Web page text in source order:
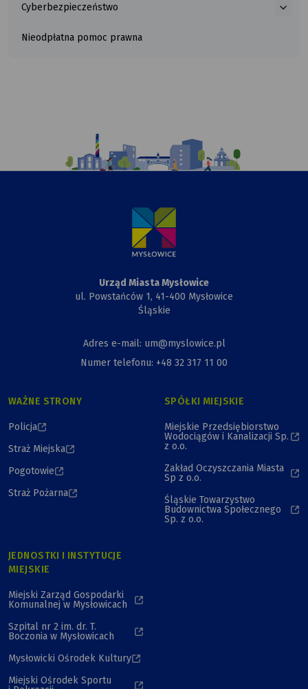
Cyberbezpieczeństwo
Nieodpłatna pomoc prawna
rysunek
Urząd Miasta Mysłowice
ul. Powstańców 1, 41-400 Mysłowice
Śląskie
Adres e-mail: um@myslowice.pl
Numer telefonu: +48 32 317 11 00
WAŻNE STRONY
Policja
Straż Miejska
Pogotowie
Straż Pożarna
SPÓŁKI MIEJSKIE
Miejskie Przedsiębiorstwo
Wodociągów i Kanalizacji Sp.
z o.o.
Zakład Oczyszczania Miasta
Sp z o.o.
Śląskie Towarzystwo
Budownictwa Społecznego
Sp. z o.o.
JEDNOSTKI I INSTYTUCJE
MIEJSKIE
Miejski Zarząd Gospodarki
Komunalnej w Mysłowicach
Szpital nr 2 im. dr. T.
Boczonia w Mysłowicach
Mysłowicki Ośrodek Kultury
Miejski Ośrodek Sportu